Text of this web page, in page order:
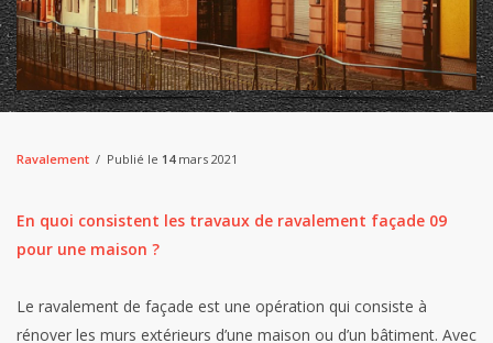
Ravalement Publié le 14mars 2021
En quoi consistent les travaux de ravalement façade 09
pour une maison ?
Le ravalement de façade est une opération qui consiste à
rénover les murs extérieurs d’une maison ou d’un bâtiment. Avec